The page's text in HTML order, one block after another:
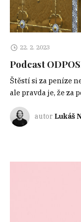
22. 2. 2023
Podcast
Štěstí si za peníze
ale pravda je, že za
autor Lukáš